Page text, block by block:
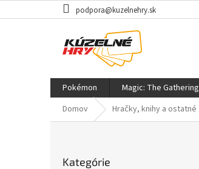
na
podpora@kuzelnehry.sk
Pokémon Magic: The Gathering
Domov
Hračky, knihy a ostatné
kategórie
Kategórie